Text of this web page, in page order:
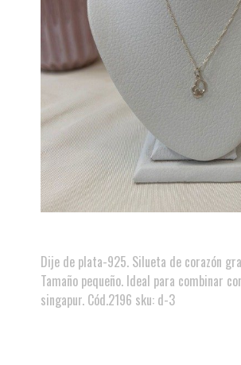
Dije de plata-925. Silueta de corazón
Tamaño pequeño. Ideal para combinar
singapur. Cód.2196 sku: d-3